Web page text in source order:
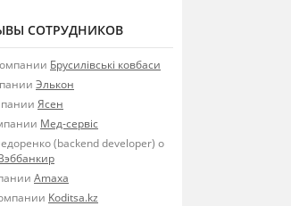
СОТРУДНИКОВ
Брусилівські ковбаси
Элькон
Ясен
Мед-сервіс
(backend developer) о
Amaxa
Koditsa.kz